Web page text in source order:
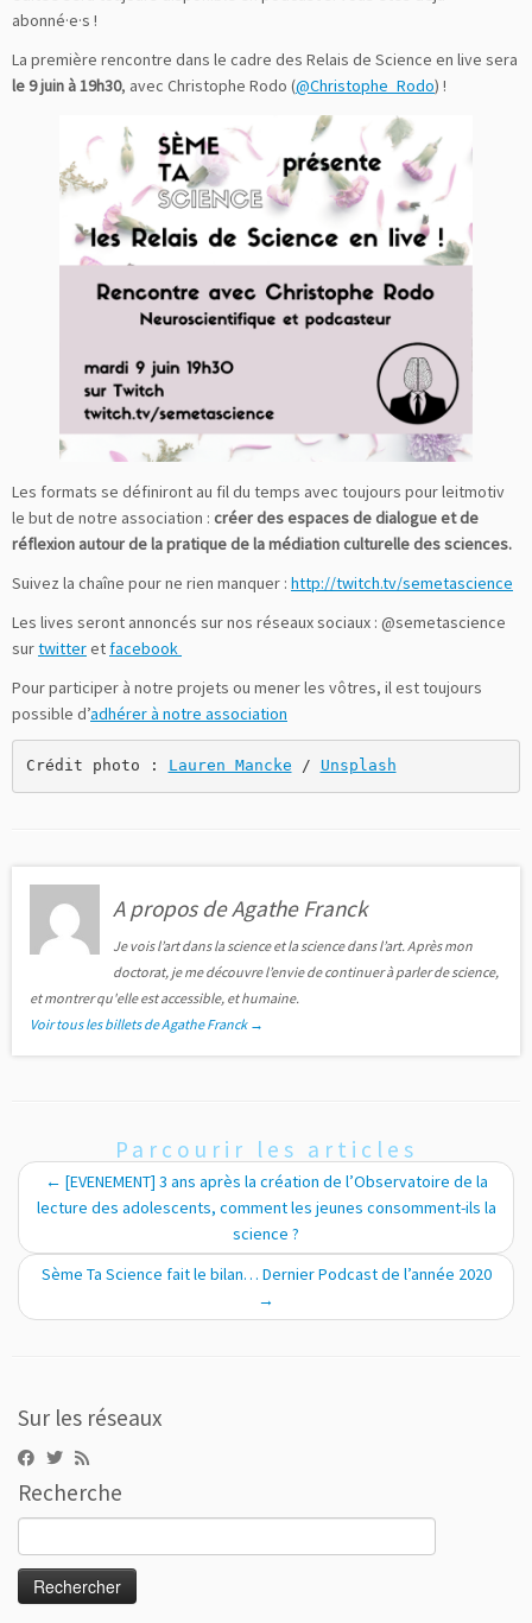
abonné·e·s !
La première rencontre dans le cadre des Relais de Science en live sera
le 9 juin à 19h30, avec Christophe Rodo (@Christophe_Rodo) !
Les formats se définiront au fil du temps avec toujours pour leitmotiv
le but de notre association : créer des espaces de dialogue et de
réflexion autour de la pratique de la médiation culturelle des sciences.
Suivez la chaîne pour ne rien manquer : http://twitch.tv/semetascience
Les lives seront annoncés sur nos réseaux sociaux : @semetascience
surtwitteretfacebook
Pour participer à notre projets ou mener les vôtres, il est toujours
possible d’adhérer à notre association
Crédit photo : Lauren Mancke / Unsplash
A propos de Agathe Franck
Je vois l’art dans la science et la science dans l’art. Après mon
doctorat, je me découvre l’envie de continuer à parler de science,
et montrer qu'elle est accessible, et humaine.
Voir tous les billets de Agathe Franck →
Parcourir les articles
← [EVENEMENT] 3 ans après la création de l’Observatoire de la
lecture des adolescents, comment les jeunes consomment-ils la
science ?
Sème Ta Science fait le bilan… Dernier Podcast de l’année 2020
→
Sur les réseaux
Recherche